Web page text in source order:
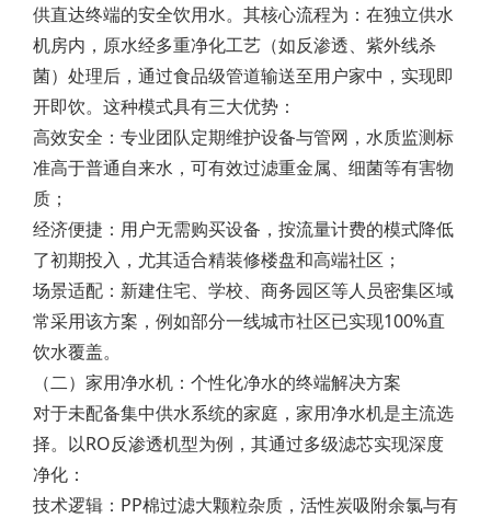
供直达终端的安全饮用水。其核心流程为：在独立供水
机房内，原水经多重净化工艺（如反渗透、紫外线杀
菌）处理后，通过食品级管道输送至用户家中，实现即
开即饮。这种模式具有三大优势：
高效安全：专业团队定期维护设备与管网，水质监测标
准高于普通自来水，可有效过滤重金属、细菌等有害物
质；
经济便捷：用户无需购买设备，按流量计费的模式降低
了初期投入，尤其适合精装修楼盘和高端社区；
场景适配：新建住宅、学校、商务园区等人员密集区域
常采用该方案，例如部分一线城市社区已实现100%直
饮水覆盖。
（二）家用净水机：个性化净水的终端解决方案
对于未配备集中供水系统的家庭，家用净水机是主流选
择。以RO反渗透机型为例，其通过多级滤芯实现深度
净化：
技术逻辑：PP棉过滤大颗粒杂质，活性炭吸附余氯与有